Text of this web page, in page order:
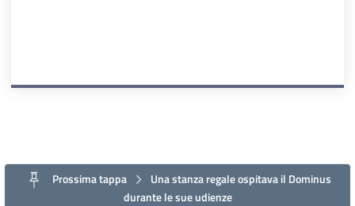
Prossima tappa
Una stanza regale ospitava il Dominus
durante le sue udienze